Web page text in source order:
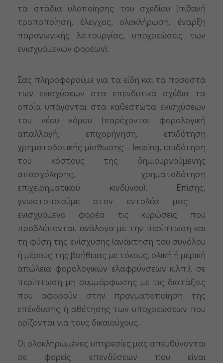
τα στάδια υλοποίησης του σχεδίου (πιθανή
τροποποίηση, έλεγχος, ολοκλήρωση, έναρξη
παραγωγικής λειτουργίας, υποχρεώσεις των
ενισχυόμενων φορέων).
Σας πληροφορούμε για τα είδη και τα ποσοστά
των ενισχύσεων στα επενδυτικά σχέδια τα
οποία υπάγονται στα καθεστώτα ενισχύσεων
του νέου νόμου (παρέχονται φορολογική
απαλλαγή, επιχορήγηση, επιδότηση
χρηματοδοτικής μίσθωσης – leasing, επιδότηση
του κόστους της δημιουργούμενης
απασχόλησης, χρηματοδότηση
επιχειρηματικού κινδύνου). Επίσης,
γνωστοποιούμε στον εντολέα μας –
ενισχυόμενο φορέα τις κυρώσεις που
προβλέπονται, ανάλογα με την περίπτωση και
τη φύση της ενίσχυσης (ανάκτηση του συνόλου
ή μέρους της βοήθειας με τόκους, ολική ή μερική
απώλεια φορολογικών ελαφρύνσεων κ.λπ.), σε
περίπτωση μη συμμόρφωσης με τις διατάξεις
που αφορούν στην πραγματοποίηση της
επένδυσης ή αθέτησης των υποχρεώσεων που
ορίζονται για τους δικαιούχους.
Οι ολοκληρωμένες υπηρεσίες μας απευθύνονται
σε φορείς επενδύσεων που είναι